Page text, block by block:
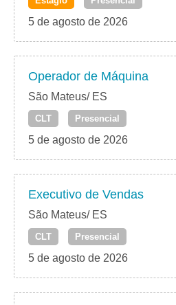
5 de agosto de 2026
Operador de Máquina
São Mateus/ ES
CLT Presencial
5 de agosto de 2026
Executivo de Vendas
São Mateus/ ES
CLT Presencial
5 de agosto de 2026